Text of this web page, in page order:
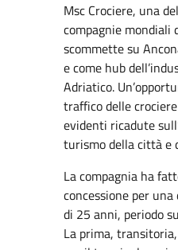
Msc Crociere, una
compagnie mondiali
scommette su
e come hub
Adriatico.
traffico delle
evidenti ricadute
turismo della città e
La compagnia ha
concessione per
di 25 anni, periodo
La prima,